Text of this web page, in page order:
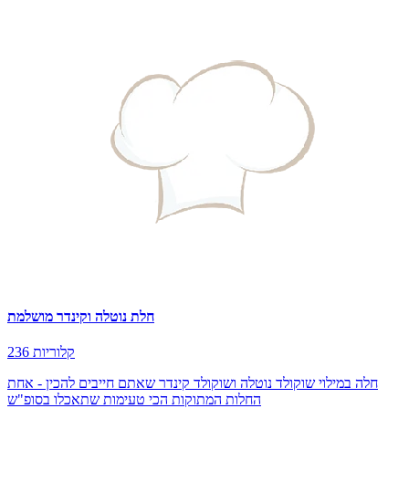
חלת נוטלה וקינדר מושלמת
236 קלוריות
חלה במילוי שוקולד נוטלה ושוקולד קינדר שאתם חייבים להכין - אחת
החלות המתוקות הכי טעימות שתאכלו בסופ"ש